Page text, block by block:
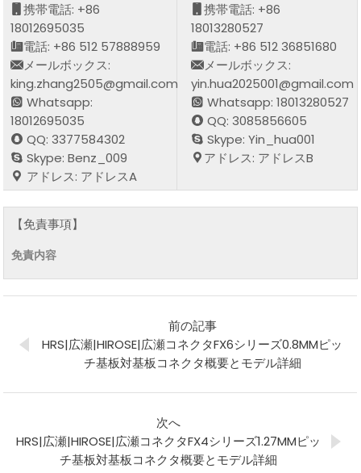
携帯電話: +86
18012695035
電話: +86 512 57888959
メールボックス:
king.zhang2505@gmail.com
Whatsapp:
18012695035
QQ: 3377584302
Skype: Benz_009
アドレス: アドレスA
携帯電話: +86
18013280527
電話: +86 512 36851680
メールボックス:
yin.hua2025001@gmail.com
Whatsapp: 18013280527
QQ: 3085856605
Skype: Yin_hua001
アドレス: アドレスB
【免責事項】
免責内容
前の記事
HRS|広瀬|HIROSE|広瀬コネクタFX6シリーズ0.8MMピッ
チ基板対基板コネクタ概要とモデル詳細
次へ
HRS|広瀬|HIROSE|広瀬コネクタFX4シリーズ1.27MMピッ
チ基板対基板コネクタ概要とモデル詳細